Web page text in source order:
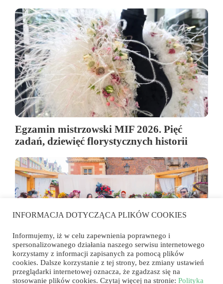
Egzamin mistrzowski MIF 2026. Pięć
zadań, dziewięć florystycznych historii
Florystyka wyszła na rynek. Konkurs
INFORMACJA DOTYCZĄCA PLIKÓW COOKIES
Informujemy, iż w celu zapewnienia poprawnego i
spersonalizowanego działania naszego serwisu internetowego
korzystamy z informacji zapisanych za pomocą plików
cookies. Dalsze korzystanie z tej strony, bez zmiany ustawień
przeglądarki internetowej oznacza, że zgadzasz się na
stosowanie plików cookies. Czytaj więcej na stronie: Polityka